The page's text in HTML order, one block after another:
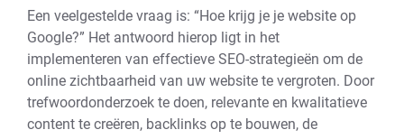
Een veelgestelde vraag is: “Hoe krijg je je website op
Google?” Het antwoord hierop ligt in het
implementeren van effectieve SEO-strategieën om de
online zichtbaarheid van uw website te vergroten. Door
trefwoordonderzoek te doen, relevante en kwalitatieve
content te creëren, backlinks op te bouwen, de